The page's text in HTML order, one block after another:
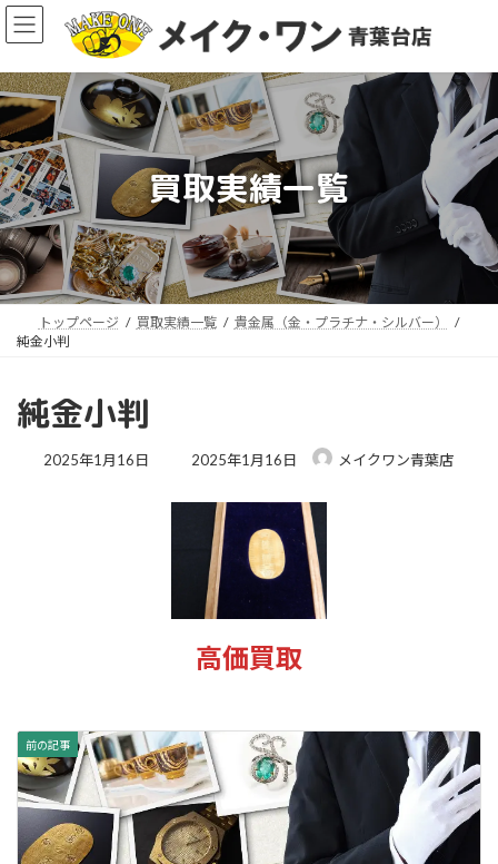
コ
ン
ン
ツ
へ
ス
キ
ッ
プ
ナ
ビ
ー
シ
ョ
ン
に
移
動
買取実績一覧
トップページ 買取実績一覧
貴金属（金・プラチナ・シルバー）
純金小判
純金小判
2025年1月16日
最
2025年1月16日 メイクワン青葉店
高価買取
前の記事
ア
コ
ン
リ
ク